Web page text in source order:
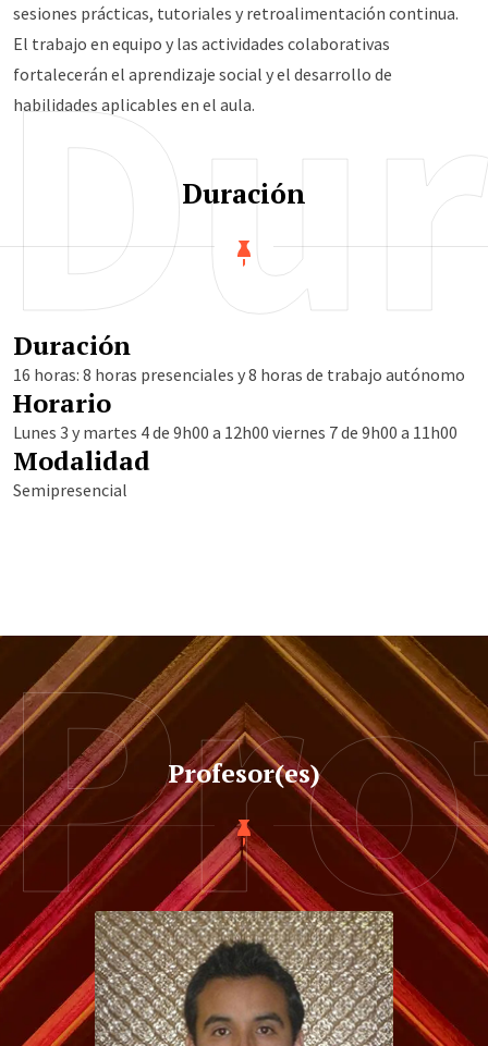
sesiones prácticas, tutoriales y retroalimentación continua.
El trabajo en equipo y las actividades colaborativas
fortalecerán el aprendizaje social y el desarrollo de
habilidades aplicables en el aula.
Duración
Duración
16 horas: 8 horas presenciales y 8 horas de trabajo autónomo
Horario
Lunes 3 y martes 4 de 9h00 a 12h00 viernes 7 de 9h00 a 11h00
Modalidad
Semipresencial
Profesor(es)